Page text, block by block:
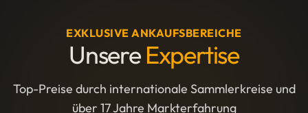
EXKLUSIVE ANKAUFSBEREICHE
UnsereExpertise
Top-Preise durch internationale Sammlerkreise und
über 17 Jahre Markterfahrung